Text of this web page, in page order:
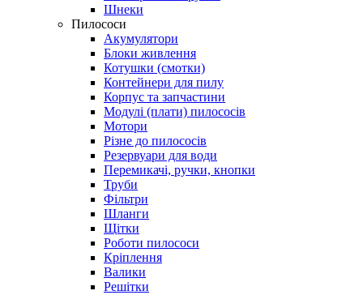
Шнеки
Пилососи
Акумулятори
Блоки живлення
Котушки (смотки)
Контейнери для пилу
Корпус та запчастини
Модулі (плати) пилососів
Мотори
Різне до пилососів
Резервуари для води
Перемикачі, ручки, кнопки
Труби
Фільтри
Шланги
Щітки
Роботи пилососи
Кріплення
Валики
Решітки